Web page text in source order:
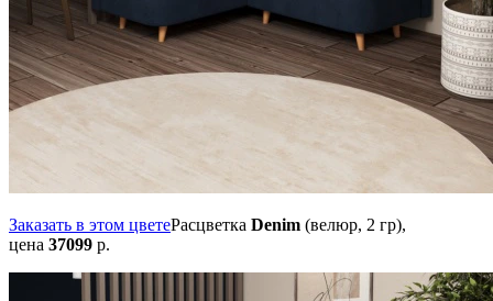
Заказать в этом цветеРасцветка Denim (велюр, 2 гр),
цена 37099 р.